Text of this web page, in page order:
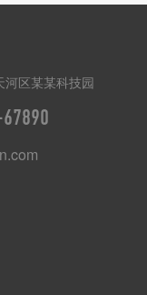
河区某某科技园